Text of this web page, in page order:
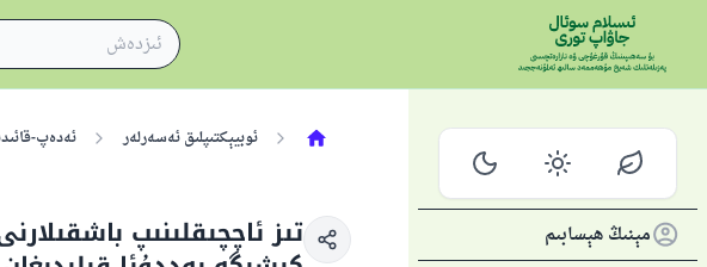
مېنىڭ ھېسابىم
ئوبيېكتىپلىق ئەسەرلەر ئەدەپ-
تىز ئاچچىقلىنىپ